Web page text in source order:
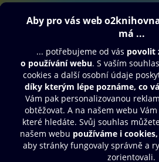
Obsah ke stažení
Další zábava
© O2 Czech Republic a.s.
Nákupní řád
Přístupnost